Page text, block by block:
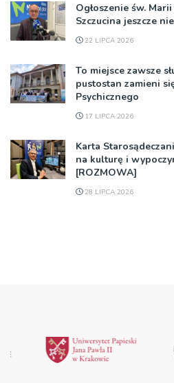
Ogłoszenie św.
Szczucina jeszcze
22 LIPCA 2026
To miejsce zawsze
pustostan zamieni
Psychicznego
17 LIPCA 2026
Karta
na kulturę i
[ROZMOWA]
28 LIPCA 2026